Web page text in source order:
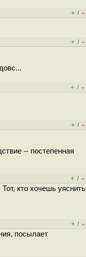
+ / –
+ / –
+ / –
+ / –
-- постепенная
+ / –
кто хочешь уяснить
+ / –
посылает